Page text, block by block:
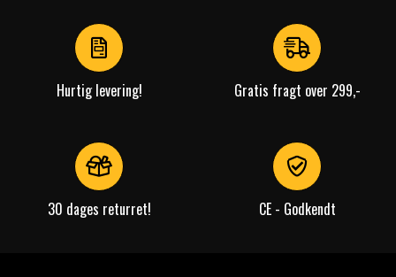
Hurtig levering! Gratis fragt over 299,-
30 dages returret! CE - Godkendt